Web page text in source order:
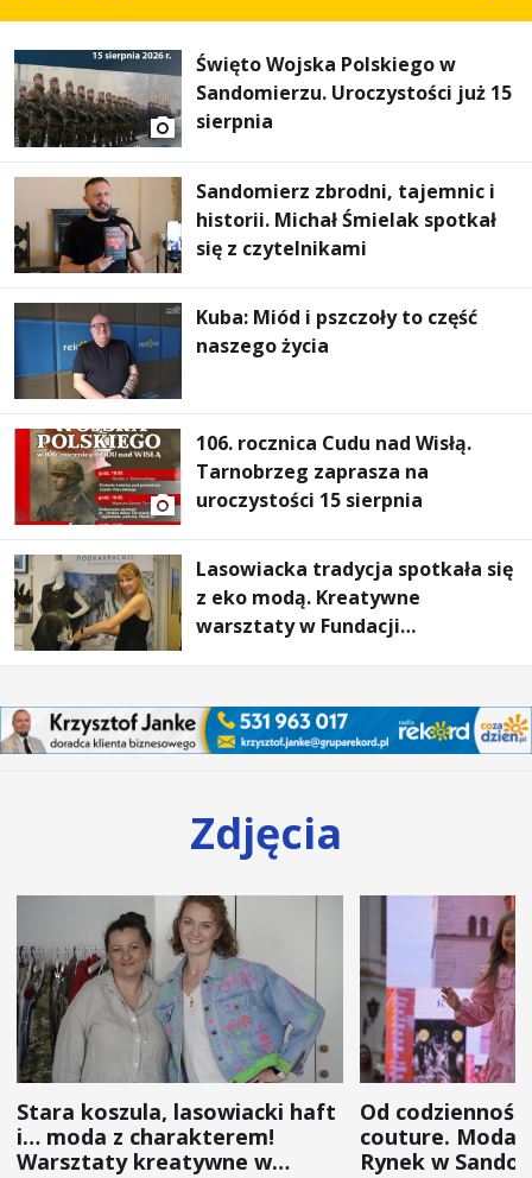
Święto Wojska Polskiego w
Sandomierzu. Uroczystości już 15
sierpnia
Sandomierz zbrodni, tajemnic i
historii. Michał Śmielak spotkał
się z czytelnikami
Kuba: Miód i pszczoły to część
naszego życia
106. rocznica Cudu nad Wisłą.
Tarnobrzeg zaprasza na
uroczystości 15 sierpnia
Lasowiacka tradycja spotkała się
z eko modą. Kreatywne
warsztaty w Fundacji
Zdjęcia
Stara koszula, lasowiacki haft
i… moda z charakterem!
Warsztaty kreatywne w
Od
couture. Moda
Rynek w